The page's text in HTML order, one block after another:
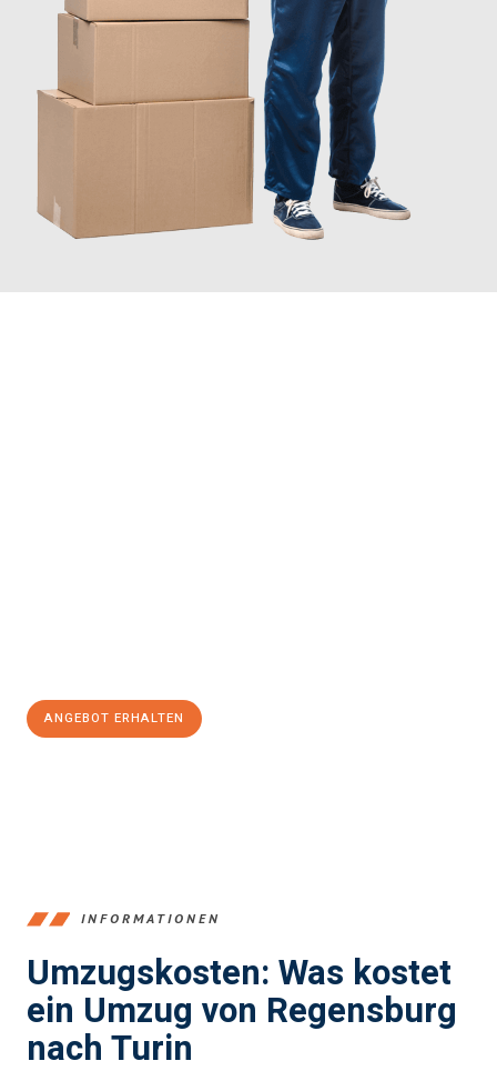
ANGEBOT ERHALTEN
INFORMATIONEN
Umzugskosten: Was kostet
ein Umzug von Regensburg
nach Turin